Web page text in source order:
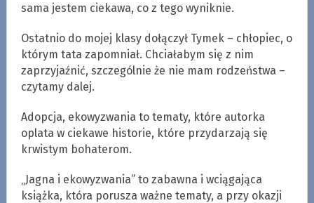
sama jestem ciekawa, co z tego wyniknie.
Ostatnio do mojej klasy dołączył Tymek – chłopiec, o
którym tata zapomniał. Chciałabym się z nim
zaprzyjaźnić, szczególnie że nie mam rodzeństwa –
czytamy dalej.
Adopcja, ekowyzwania to tematy, które autorka
oplata w ciekawe historie, które przydarzają się
krwistym bohaterom.
„Jagna i ekowyzwania” to zabawna i wciągająca
książka, która porusza ważne tematy, a przy okazji